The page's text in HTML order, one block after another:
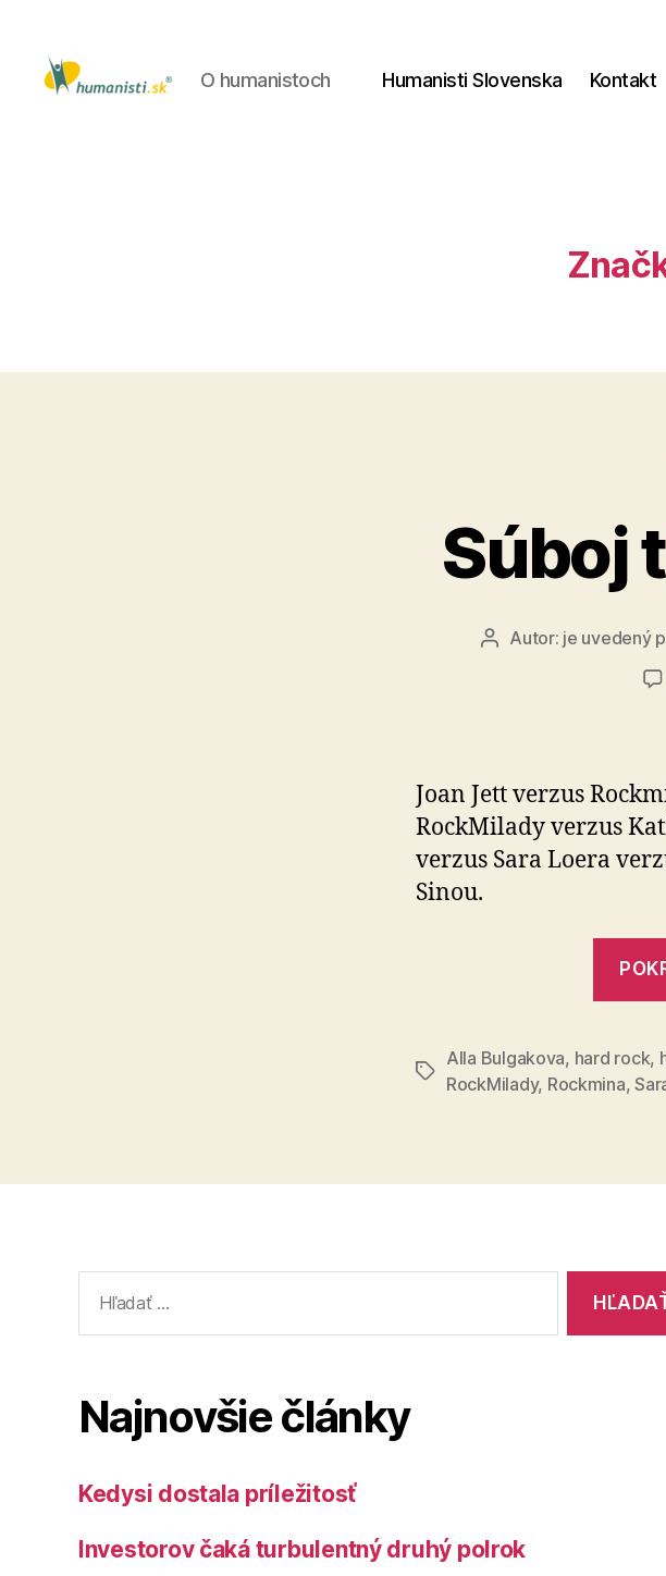
O humanistoch Humanisti Slovenska Kontakt
Súboj
AutorAutor: je uvedený
Joan Jett verzus
RockMilady verzus
verzus Sara Loera
Sinou.
Značky
Alla Bulgakova, hard rock,
RockMilady, Rockmina,
Najnovšie články
Kedysi dostala príležitosť
Investorov čaká turbulentný druhý polrok